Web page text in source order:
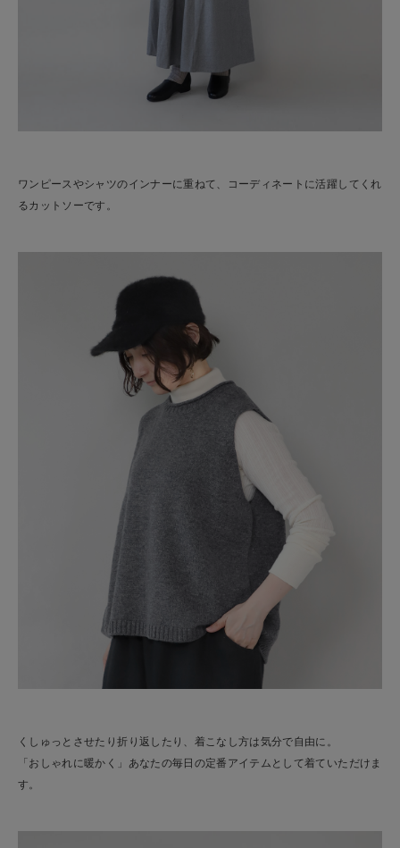
ワンピースやシャツのインナーに重ねて、コーディネートに活躍してくれ
るカットソーです。
くしゅっとさせたり折り返したり、着こなし方は気分で自由に。
「おしゃれに暖かく」あなたの毎日の定番アイテムとして着ていただけま
す。